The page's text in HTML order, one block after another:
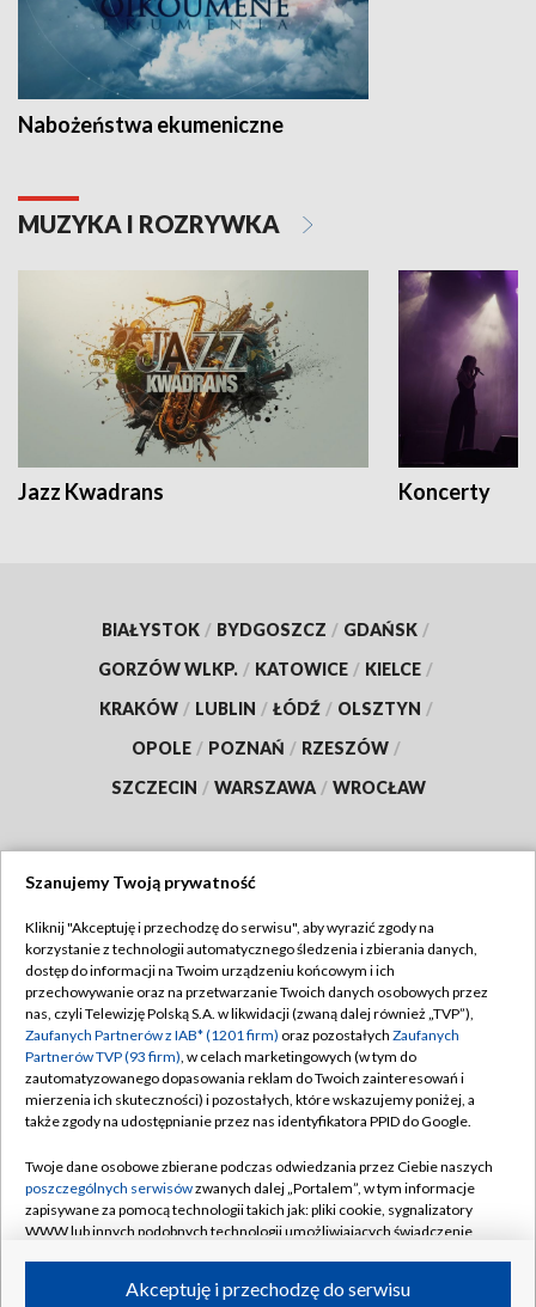
Nabożeństwa ekumeniczne
MUZYKA I ROZRYWKA
Jazz Kwadrans Koncerty
BIAŁYSTOK / BYDGOSZCZ / GDAŃSK /
GORZÓW WLKP. / KATOWICE / KIELCE /
KRAKÓW / LUBLIN / ŁÓDŹ / OLSZTYN /
OPOLE / POZNAŃ / RZESZÓW /
SZCZECIN / WARSZAWA / WROCŁAW
TVP
Abonament TVP
Emisja w TVP
Centrum informacji TVP
Naziemna Telewizja Cyfrowa
Rada Programowa
System NOS
Informacje o nadawcy
Program dla prasy
Regulamin TVP
Polityka prywatności
Moje zgody
Pomoc
Kontakt
Kanały
Szanujemy Twoją prywatność
Kliknij "Akceptuję i przechodzę do serwisu", aby wyrazić zgody na
korzystanie z technologii automatycznego śledzenia i zbierania danych,
dostęp do informacji na Twoim urządzeniu końcowym i ich
przechowywanie oraz na przetwarzanie Twoich danych osobowych przez
nas, czyli Telewizję Polską S.A. w likwidacji (zwaną dalej również „TVP”),
Zaufanych Partnerów z IAB* (1201 firm) oraz pozostałych Zaufanych
Partnerów TVP (93 firm), w celach marketingowych (w tym do
zautomatyzowanego dopasowania reklam do Twoich zainteresowań i
mierzenia ich skuteczności) i pozostałych, które wskazujemy poniżej, a
także zgody na udostępnianie przez nas identyfikatora PPID do Google.
Twoje dane osobowe zbierane podczas odwiedzania przez Ciebie naszych
poszczególnych serwisówzwanych dalej „Portalem”, w tym informacje
zapisywane za pomocą technologii takich jak: pliki cookie, sygnalizatory
WWW lub innych podobnych technologii umożliwiających świadczenie
ruchu w Internecie.Akceptuję i przechodzę do serwisu